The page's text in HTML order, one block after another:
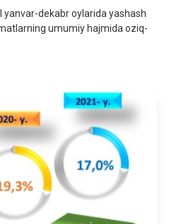
yanvar-dekabr oylarida yashash
umumiy hajmida oziq-